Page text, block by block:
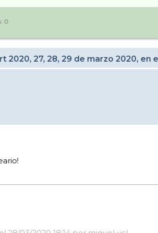
0
2020, 27, 28, 29 de marzo 2020, en